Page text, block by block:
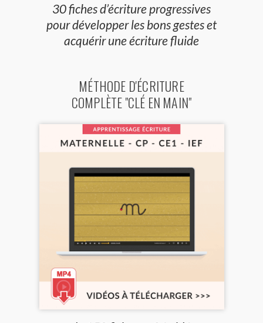
30 fiches d’écriture progressives
pour développer les bons gestes et
acquérir une écriture fluide
MÉTHODE D'ÉCRITURE
COMPLÈTE "CLÉ EN MAIN"